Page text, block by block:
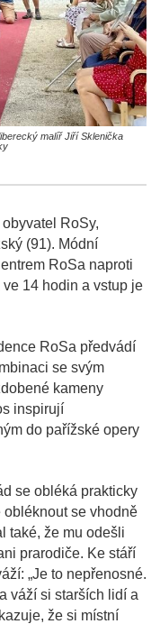
malíř Jiří Sklenička
RoSy,
(91). Módní
RoSa naproti
14 hodin a vstup je
RoSa předvádí
se svým
kameny
inspirují
do pařížské opery
se obléká prakticky
se vhodně
také, že mu odešli
prarodiče. Ke stáří
„Je to nepřenosné.
váží si starších lidí a
že si místní